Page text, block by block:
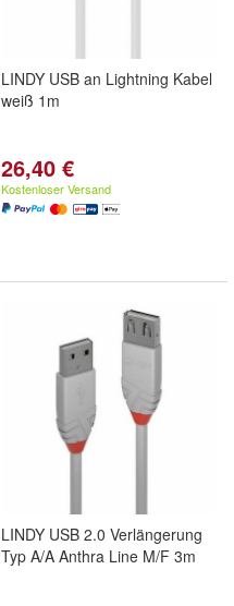
LINDY USB an Lightning Kabel
weiß 1m
26,40 €
Kostenloser Versand
LINDY USB 2.0 Verlängerung
Typ A/A Anthra Line M/F 3m